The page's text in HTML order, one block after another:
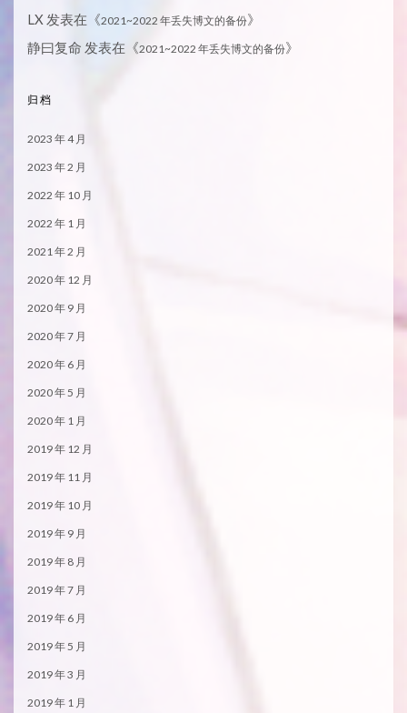
LX 发表在《2021~2022 年丢失博文的备份》
静曰复命 发表在《2021~2022 年丢失博文的备份》
归档
2023 年 4 月
2023 年 2 月
2022 年 10 月
2022 年 1 月
2021 年 2 月
2020 年 12 月
2020 年 9 月
2020 年 7 月
2020 年 6 月
2020 年 5 月
2020 年 1 月
2019 年 12 月
2019 年 11 月
2019 年 10 月
2019 年 9 月
2019 年 8 月
2019 年 7 月
2019 年 6 月
2019 年 5 月
2019 年 3 月
2019 年 1 月